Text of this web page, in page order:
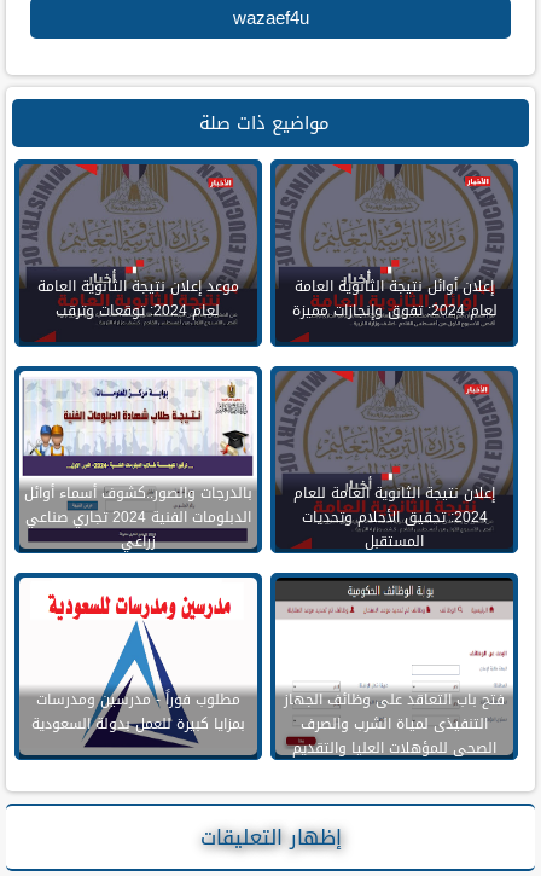
wazaef4u
مواضيع ذات صلة
إعلان أوائل نتيجة الثانوية العامة
لعام 2024: تفوق وإنجازات مميزة
موعد إعلان نتيجة الثانوية العامة
لعام 2024: توقعات وترقب
إعلان نتيجة الثانوية العامة للعام
2024: تحقيق الأحلام وتحديات
المستقبل
بالدرجات والصور..كشوف أسماء أوائل
الدبلومات الفنية 2024 تجاري صناعي
زراعي
فتح باب التعاقد على وظائف الجهاز
التنفيذى لمياة الشرب والصرف
الصحى للمؤهلات العليا والتقديم
مطلوب فوراً - مدرسين ومدرسات
بمزايا كبيرة للعمل بدولة السعودية
إظهار التعليقات